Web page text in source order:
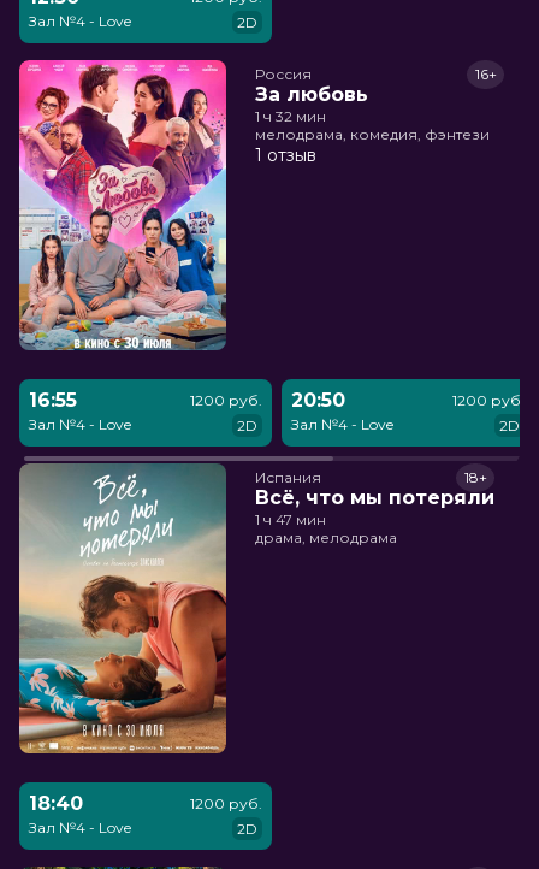
Зал №4 - Love
2D
Россия
За любовь
16+
1 ч 32 мин
мелодрама, комедия, фэнтези
1 отзыв
16:55
Зал №4 - Love
1200 руб.
2D
20:50
Зал №4 - Love
1200 руб.
2D
Испания
Всё, что мы потеряли
18+
1 ч 47 мин
драма, мелодрама
18:40
Зал №4 - Love
1200 руб.
2D